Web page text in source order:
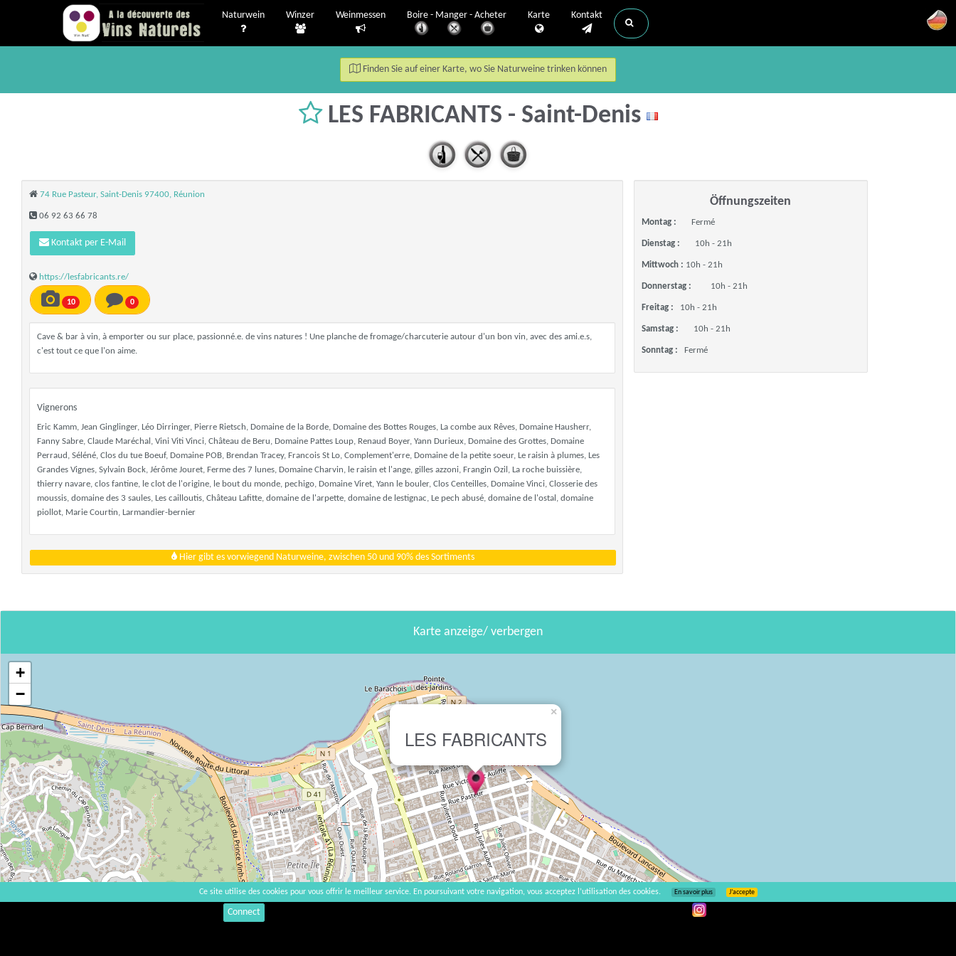
Naturwein Winzer Weinmessen Boire - Manger - Acheter Karte Kontakt
Finden Sie auf einer Karte, wo Sie Naturweine trinken können
LES FABRICANTS - Saint-Denis
74 Rue Pasteur, Saint-Denis 97400, Réunion
06 92 63 66 78
Kontakt per E-Mail
https://lesfabricants.re/
10 0
Cave & bar à vin, à emporter ou sur place, passionné.e. de vins natures ! Une planche de fromage/charcuterie autour d'un bon vin, avec des ami.e.s,
c'est tout ce que l'on aime.
Vignerons
Eric Kamm, Jean Ginglinger, Léo Dirringer, Pierre Rietsch, Domaine de la Borde, Domaine des Bottes Rouges, La combe aux Rêves, Domaine Hausherr,
Fanny Sabre, Claude Maréchal, Vini Viti Vinci, Château de Beru, Domaine Pattes Loup, Renaud Boyer, Yann Durieux, Domaine des Grottes, Domaine
Perraud, Séléné, Clos du tue Boeuf, Domaine POB, Brendan Tracey, Francois St Lo, Complement'erre, Domaine de la petite soeur, Le raisin à plumes, Les
Grandes Vignes, Sylvain Bock, Jérôme Jouret, Ferme des 7 lunes, Domaine Charvin, le raisin et l'ange, gilles azzoni, Frangin Ozil, La roche buissière,
thierry navare, clos fantine, le clot de l'origine, le bout du monde, pechigo, Domaine Viret, Yann le bouler, Clos Centeilles, Domaine Vinci, Closserie des
moussis, domaine des 3 saules, Les cailloutis, Château Lafitte, domaine de l'arpette, domaine de lestignac, Le pech abusé, domaine de l'ostal, domaine
piollot, Marie Courtin, Larmandier-bernier
Hier gibt es vorwiegend Naturweine, zwischen 50 und 90% des Sortiments
Öffnungszeiten
Montag : Fermé
Dienstag : 10h - 21h
Mittwoch : 10h - 21h
Donnerstag : 10h - 21h
Freitag : 10h - 21h
Samstag : 10h - 21h
Sonntag : Fermé
Karte anzeige/ verbergen
LES FABRICANTS
×
+
−
Connect
Ce site utilise des cookies pour vous offrir le meilleur service. En poursuivant votre navigation, vous acceptez l’utilisation des cookies. En savoir plus J’accepte